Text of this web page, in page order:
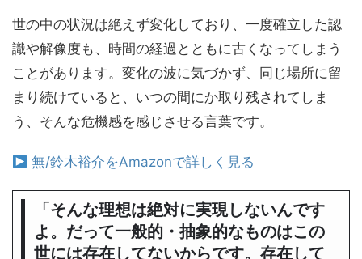
世の中の状況は絶えず変化しており、一度確立した認
識や解像度も、時間の経過とともに古くなってしまう
ことがあります。変化の波に気づかず、同じ場所に留
まり続けていると、いつの間にか取り残されてしま
う、そんな危機感を感じさせる言葉です。
無/鈴木裕介をAmazonで詳しく見る
「そんな理想は絶対に実現しないんです
よ。だって一般的・抽象的なものはこの
世には存在してないからです。存在して